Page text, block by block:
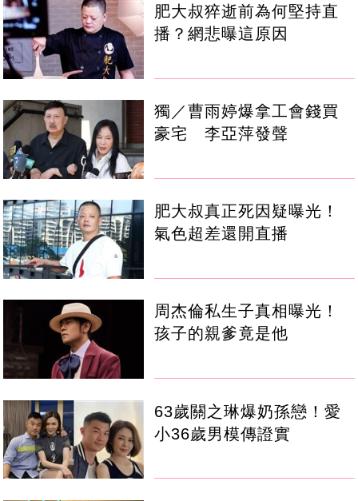
肥大叔猝逝前為何堅持直
播？網悲曝這原因
獨／曹雨婷爆拿工會錢買
豪宅 李亞萍發聲
肥大叔真正死因疑曝光！
氣色超差還開直播
周杰倫私生子真相曝光！
孩子的親爹竟是他
63歲關之琳爆奶孫戀！愛
小36歲男模傳證實